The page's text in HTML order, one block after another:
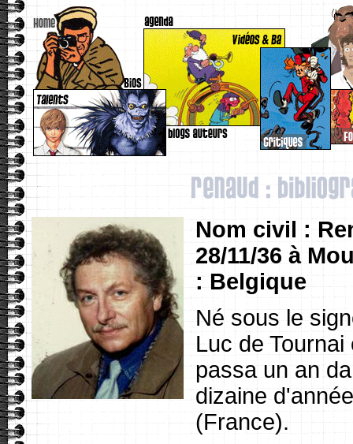
Nom civil :
28/11/36 à
: Belgique
Né sous le
Luc de
passa un an
dizaine
(France).